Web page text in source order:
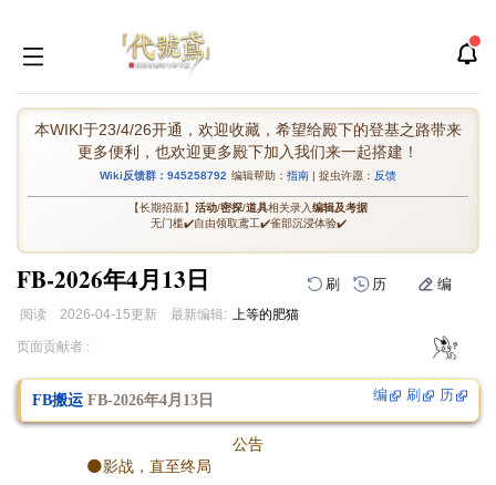
本WIKI于23/4/26开通，欢迎收藏，希望给殿下的登基之路带来
更多便利，也欢迎更多殿下加入我们来一起搭建！
Wiki反馈群：945258792 编辑帮助： 指南 | 捉虫许愿： 反馈
【长期招新】 活动/密探/道具相关录入编辑及考据
无门槛✔️自由领取鸢工✔️雀部沉浸体验✔️
FB-2026年4月13日 刷 历 编
阅读 2026-04-15更新 最新编辑: 上等的肥猫
跳
导
跳
搜
页面贡献者 :
编 刷 历
FB搬运 FB-2026年4月13日
公告
🌑影战，直至终局